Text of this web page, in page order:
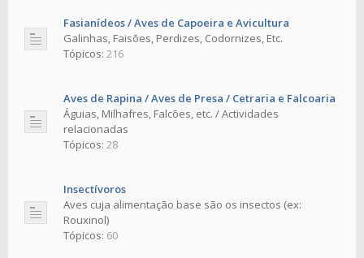
Fasianídeos / Aves de Capoeira e Avicultura
Galinhas, Faisões, Perdizes, Codornizes, Etc.
Tópicos: 216
Aves de Rapina / Aves de Presa / Cetraria e Falcoaria
Águias, Milhafres, Falcões, etc. / Actividades
relacionadas
Tópicos: 28
Insectívoros
Aves cuja alimentação base são os insectos (ex:
Rouxinol)
Tópicos: 60